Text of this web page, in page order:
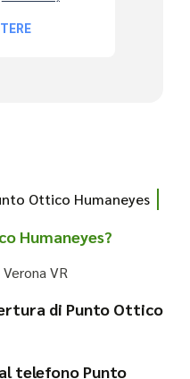
Ottico Humaneyes
Humaneyes?
VR
di Punto Ottico
telefono Punto